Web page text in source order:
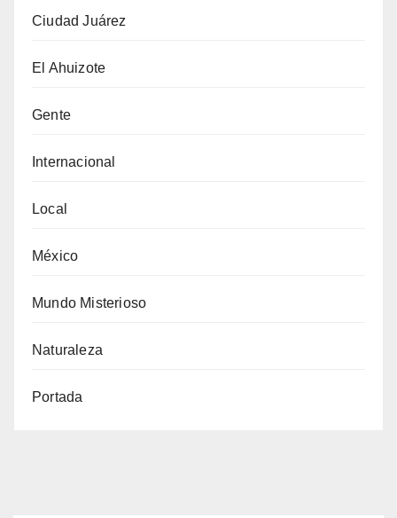
Ciudad Juárez
El Ahuizote
Gente
Internacional
Local
México
Mundo Misterioso
Naturaleza
Portada